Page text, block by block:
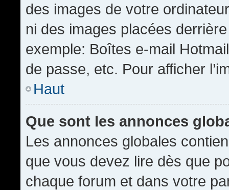
des images de votre
ni des images placées
exemple: Boîtes e-mail
de passe, etc. Pour afficher
Haut
Que sont les annonces
Les annonces globales
que vous devez lire dès que
chaque forum et dans votre